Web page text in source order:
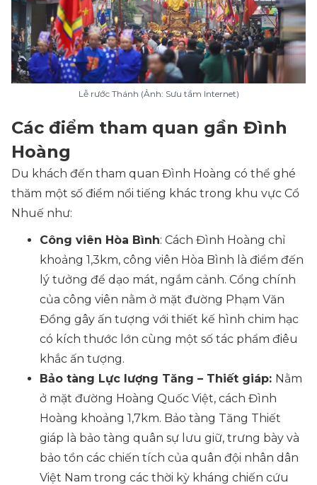
Lễ rước Thánh (Ảnh: Sưu tầm Internet)
Các điểm tham quan gần Đình
Hoàng
Du khách đến tham quan Đình Hoàng có thể ghé
thăm một số điểm nổi tiếng khác trong khu vực Cổ
Nhuế như:
Công viên Hòa Bình: Cách Đình Hoàng chỉ
khoảng 1,3km, công viên Hòa Bình là điểm đến
lý tưởng để dạo mát, ngắm cảnh. Cổng chính
của công viên nằm ở mặt đường Phạm Văn
Đồng gây ấn tượng với thiết kế hình chim hạc
có kích thước lớn cùng một số tác phẩm điêu
khắc ấn tượng.
Bảo tàng Lực lượng Tăng – Thiết giáp: Nằm
ở mặt đường Hoàng Quốc Việt, cách Đình
Hoàng khoảng 1,7km. Bảo tàng Tăng Thiết
giáp là bảo tàng quân sự lưu giữ, trưng bày và
bảo tồn các chiến tích của quân đội nhân dân
Việt Nam trong các thời kỳ kháng chiến cứu